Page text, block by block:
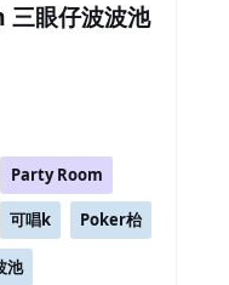
眼仔波波池
Party Room
可唱k Poker枱
池